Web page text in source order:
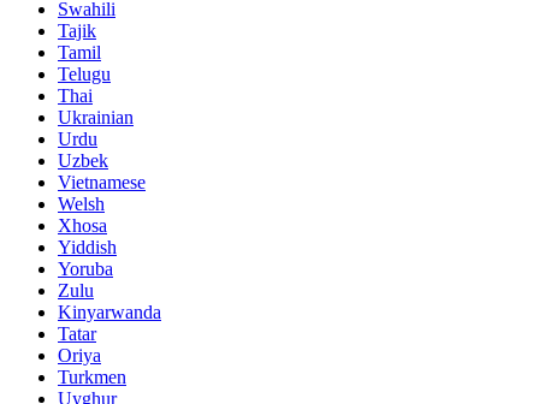
Swahili
Tajik
Tamil
Telugu
Thai
Ukrainian
Urdu
Uzbek
Vietnamese
Welsh
Xhosa
Yiddish
Yoruba
Zulu
Kinyarwanda
Tatar
Oriya
Turkmen
Uyghur